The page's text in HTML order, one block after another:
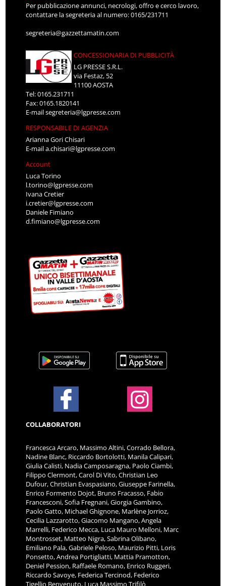
Per pubblicazione annunci, necrologi, offro e cerco lavoro,
contattare la segreteria al numero: 0165/231711
segreteria@gazzettamatin.com
CONCESSIONARIA DI PUBBLICITÀ
LG PRESSE S.R.L.
via Festaz, 52
11100 AOSTA
Tel: 0165.231711
Fax: 0165.1820141
E-mailsegreteria@lgpresse.com
RESPONSABILE DI AGENZIA
Arianna Gori Chisari
E-maila.chisari@lgpresse.com
Account
Luca Torino
l.torino@lgpresse.com
Ivana Cretier
i.cretier@lgpresse.com
Daniele Fimiano
d.fimiano@lgpresse.com
COLLABORATORI
Francesca Arcaro, Massimo Altini, Corrado Bellora,
Nadine Blanc, Riccardo Bortolotti, Manila Calipari,
Giulia Calisti, Nadia Camposaragna, Paolo Ciambi,
Filippo Clermont, Carol Di Vito, Christian Leo
Dufour, Christian Evaspasiano, Giuseppe Farinella,
Enrico Formento Dojot, Bruno Fracasso, Fabio
Francesconi, Sofia Fregnani, Giorgia Gambino,
Paolo Gatto, Michael Ghignone, Marlène Jorrioz,
Cecilia Lazzarotto, Giacomo Mangano, Angela
Marrelli, Federico Mecca, Luca Mauro Melloni, Marc
Montrosset, Matteo Nigra, Sabrina Olibano,
Emiliano Pala, Gabriele Peloso, Maurizio Pitti, Loris
Ponsetto, Andrea Portigliatti, Mattia Pramotton,
Deniel Pession, Raffaele Romano, Enrico Ruggeri,
Riccardo Savoye, Federica Tercinod, Federico
Tigellio Benvenuto, Luca Massimo Trifilò